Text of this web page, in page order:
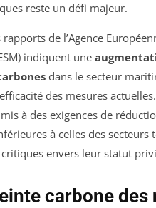
reste un défi majeur.
de l’Agence
indiquent une
dans le secteur
des mesures
à des exigences de
à celles des secteurs
envers leur statut
carbone des